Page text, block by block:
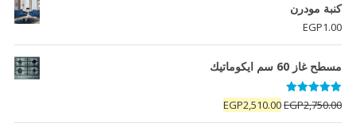
كنبة مودرن
EGP1.00
مسطح غاز 60 سم ايكوماتيك
تم التقييم
5.00 من 5EGP2,750.00
السعر
الأصلي
EGP2,510.00
السعر
الحالي